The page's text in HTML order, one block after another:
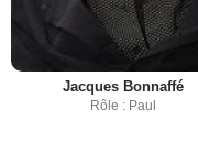
Jacques Bonnaffé
Rôle : Paul